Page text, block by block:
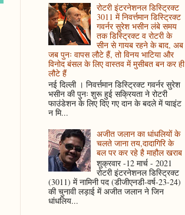
रोटरी इंटरनेशनल डिस्ट्रिक्ट
3011 में निवर्त्तमान डिस्ट्रिक्ट
गवर्नर सुरेश भसीन लंबे समय
तक डिस्ट्रिक्ट व रोटरी के
सीन से गायब रहने के बाद, अब
जब पुनः वापस लौटे हैं, तो विनय भाटिया और
विनोद बंसल के लिए वास्तव में मुसीबत बन कर ही
लौटे हैं
नई दिल्ली । निवर्त्तमान डिस्ट्रिक्ट गवर्नर सुरेश
भसीन की पुनः शुरू हुई सक्रियता ने रोटरी
फाउंडेशन के लिए दिए गए दान के बदले में प्वाइंट
न मि...
अजीत जलान का धांधलियों के
चलते जाना तय,दादागिरि के
बल पर कर रहे है माहौल खराब
शुक्रवार -12 मार्च - 2021
रोटरी इंटरनेशनल डिस्ट्रिक्ट
(3011) में नामिनी पद (डीजीएनडी-वर्ष-23-24)
की चुनावी लड़ाई में अजीत जलान ने जिन
धांधलिय...